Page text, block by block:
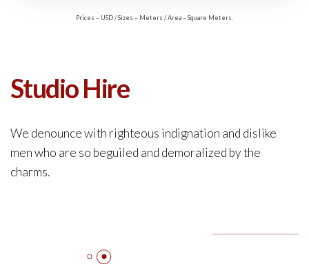
Prices – USD / Sizes – Meters / Area – Square Meters.
Studio Hire
We denounce with righteous indignation and dislike
men who are so beguiled and demoralized by the
charms.